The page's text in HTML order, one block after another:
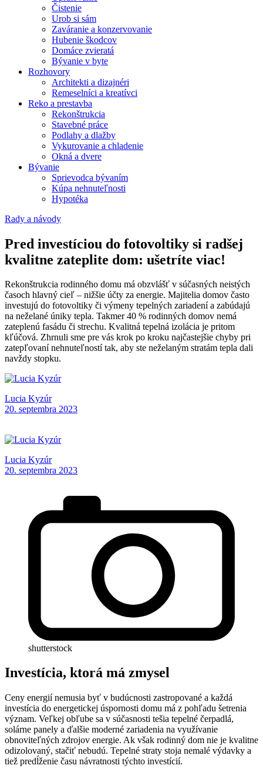
Čistenie
Urob si sám
Zaváranie a konzervovanie
Hubenie škodcov
Domáce zvieratá
Bývanie v byte
Rozhovory
Architekti a dizajnéri
Remeselníci a kreatívci
Reko a prestavba
Rekonštrukcia
Stavebné práce
Podlahy a dlažby
Vykurovanie a chladenie
Okná a dvere
Bývanie
Sprievodca bývaním
Kúpa nehnuteľnosti
Hypotéka
Rady a návody
Pred investíciou do fotovoltiky si radšej
kvalitne zateplite dom: ušetríte viac!
Rekonštrukcia rodinného domu má obzvlášť v súčasných neistých
časoch hlavný cieľ – nižšie účty za energie. Majitelia domov často
investujú do fotovoltiky či výmeny tepelných zariadení a zabúdajú
na neželané úniky tepla. Takmer 40 % rodinných domov nemá
zateplenú fasádu či strechu. Kvalitná tepelná izolácia je pritom
kľúčová. Zhrnuli sme pre vás krok po kroku najčastejšie chyby pri
zatepľovaní nehnuteľností tak, aby ste neželaným stratám tepla dali
navždy stopku.
Lucia Kyzúr
20. septembra 2023
Lucia Kyzúr
20. septembra 2023
shutterstock
Investícia, ktorá má zmysel
Ceny energií nemusia byť v budúcnosti zastropované a každá
investícia do energetickej úspornosti domu má z pohľadu šetrenia
význam. Veľkej obľube sa v súčasnosti tešia tepelné čerpadlá,
solárne panely a ďalšie moderné zariadenia na využívanie
obnoviteľných zdrojov energie. Ak však rodinný dom nie je kvalitne
odizolovaný, stačiť nebudú. Tepelné straty stoja nemalé výdavky a
tiež predĺženie času návratnosti týchto investícií.